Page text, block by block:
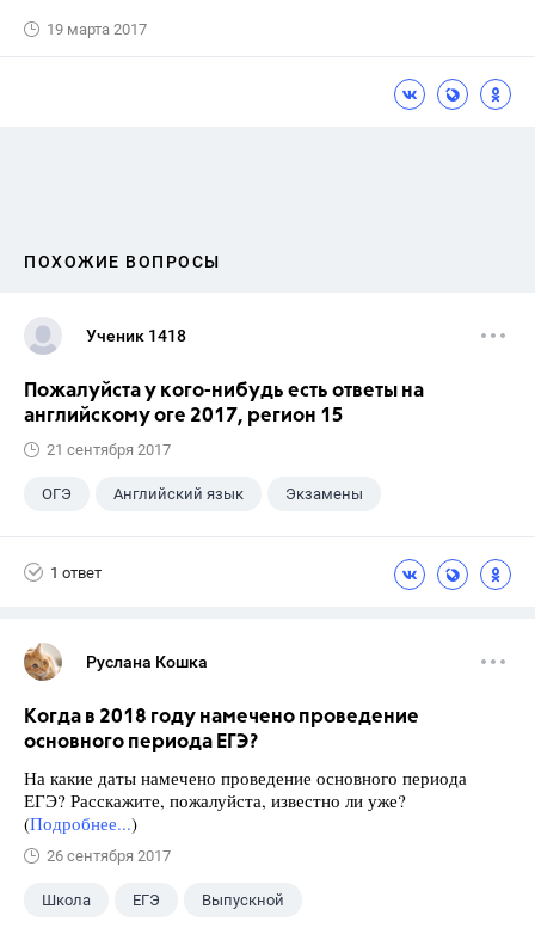
19 марта 2017
ПОХОЖИЕ ВОПРОСЫ
Ученик 1418
Пожалуйста у кого-нибудь есть ответы на
английскому оге 2017, регион 15
21 сентября 2017
ОГЭ Английский язык Экзамены
1 ответ
Руслана Кошка
Когда в 2018 году намечено проведение
основного периода ЕГЭ?
На какие даты намечено проведение основного периода
ЕГЭ? Расскажите, пожалуйста, известно ли уже?
(Подробнее...)
26 сентября 2017
Школа ЕГЭ Выпускной